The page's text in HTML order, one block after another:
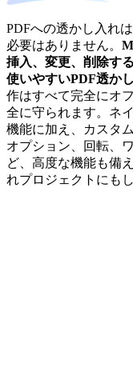
PDFへの透かし入れ
必要はありません。
挿入、変更、削除す
使いやすいPDF透か
作はすべて完全にオ
全に守られます。ネ
機能に加え、カスタ
オプション、回転、
ど、高度な機能も備
れプロジェクトにも